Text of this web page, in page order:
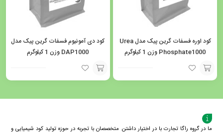
کود اوره فسفات گرین پیک مدل Urea
Phosphate1000 وزن 1 کیلوگرم
افزودن
به
سبد
کود دی آمونیوم فسفات گرین پیک مدل
DAP1000 وزن 1 کیلوگرم
افزودن
به
ما در گروه راگا تجارت با در اختیار داشتن متخصصان با تجربه در حوزه تولید کود شیمیایی و